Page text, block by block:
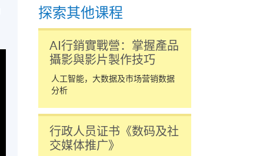
探索其他课程
AI行銷實戰營：掌握產品
攝影與影片製作技巧
人工智能，大数据及市场营销数据
分析
行政人员证书《数码及社
交媒体推广》